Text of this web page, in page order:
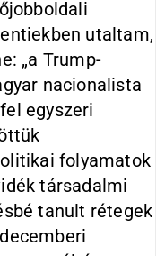
utaltam,
„a Trump-
nacionalista
egyszeri
folyamatok
társadalmi
tanult rétegek